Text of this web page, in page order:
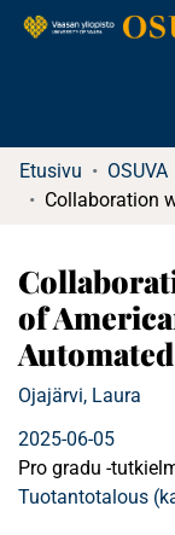
Etusivu OSUVA
of
Ojajärvi, Laura
2025-06-05
Pro gradu -
Tuotantotalous